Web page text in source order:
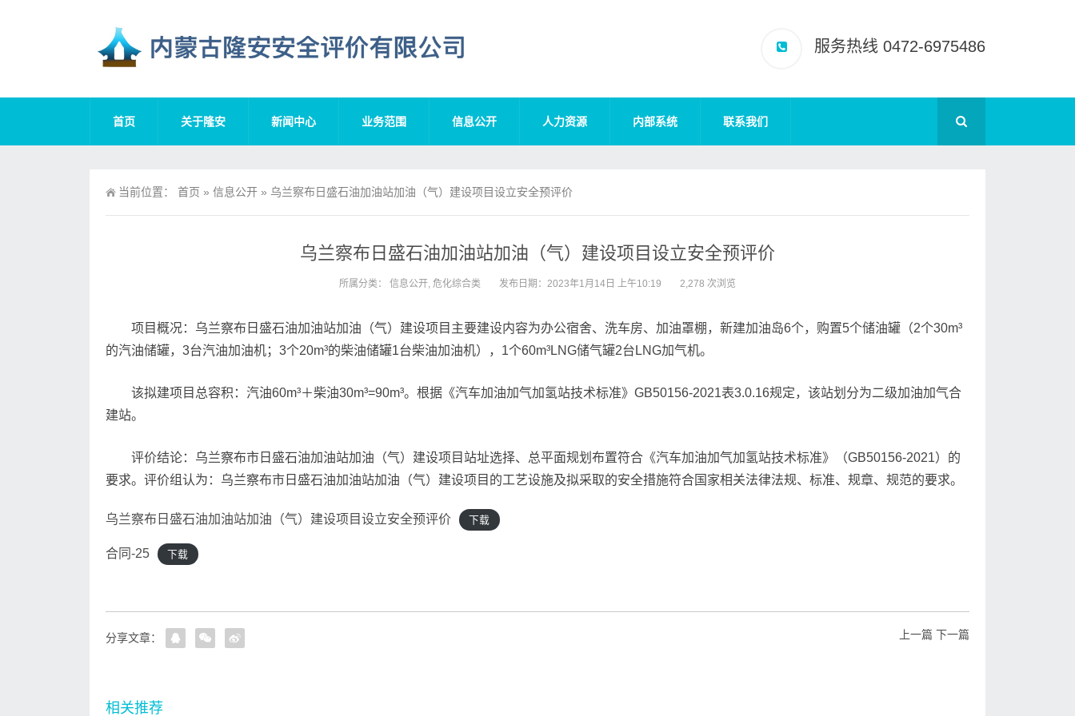
服务热线 0472-6975486
首页 关于隆安 新闻中心 业务范围 信息公开 人力资源 内部系统 联系我们
当前位置： 首页 » 信息公开 » 乌兰察布日盛石油加油站加油（气）建设项目设立安全预评价
乌兰察布日盛石油加油站加油（气）建设项目设立安全预评价
所属分类： 信息公开, 危化综合类 发布日期：2023年1月14日 上午10:19 2,278 次浏览
项目概况：乌兰察布日盛石油加油站加油（气）建设项目主要建设内容为办公宿舍、洗车房、加油罩棚，新建加油岛6个，购置5个储油罐（2个30m³
的汽油储罐，3台汽油加油机；3个20m³的柴油储罐1台柴油加油机），1个60m³LNG储气罐2台LNG加气机。
该拟建项目总容积：汽油60m³＋柴油30m³=90m³。根据《汽车加油加气加氢站技术标准》GB50156-2021表3.0.16规定，该站划分为二级加油加气合
建站。
评价结论：乌兰察布市日盛石油加油站加油（气）建设项目站址选择、总平面规划布置符合《汽车加油加气加氢站技术标准》（GB50156-2021）的
要求。评价组认为：乌兰察布市日盛石油加油站加油（气）建设项目的工艺设施及拟采取的安全措施符合国家相关法律法规、标准、规章、规范的要求。
乌兰察布日盛石油加油站加油（气）建设项目设立安全预评价 下载
合同-25 下载
上一篇 下一篇
分享文章：
相关推荐